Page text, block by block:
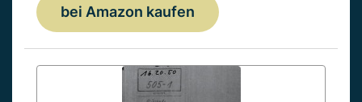
bei Amazon kaufen